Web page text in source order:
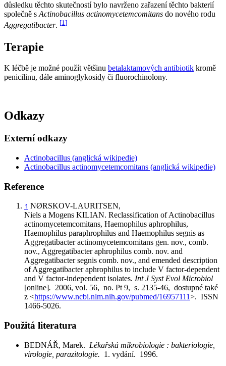
důsledku těchto skutečností bylo navrženo zařazení těchto bakterií
společně s Actinobacillus actinomycetemcomitans do nového rodu
Aggregatibacter. [1]
Terapie
K léčbě je možné použít většinu betalaktamových antibiotik kromě
penicilinu, dále aminoglykosidy či fluorochinolony.
Odkazy
Externí odkazy
Actinobacillus (anglická wikipedie)
Actinobacillus actinomycetemcomitans (anglická wikipedie)
Reference
↑ NØRSKOV-LAURITSEN,
Niels a Mogens KILIAN. Reclassification of Actinobacillus
actinomycetemcomitans, Haemophilus aphrophilus,
Haemophilus paraphrophilus and Haemophilus segnis as
Aggregatibacter actinomycetemcomitans gen. nov., comb.
nov., Aggregatibacter aphrophilus comb. nov. and
Aggregatibacter segnis comb. nov., and emended description
of Aggregatibacter aphrophilus to include V factor-dependent
and V factor-independent isolates. Int J Syst Evol Microbiol
[online]. 2006, vol. 56, no. Pt 9, s. 2135-46, dostupné také
z <https://www.ncbi.nlm.nih.gov/pubmed/16957111>. ISSN
1466-5026.
Použitá literatura
BEDNÁŘ, Marek. Lékařská mikrobiologie : bakteriologie,
virologie, parazitologie. 1. vydání. 1996.